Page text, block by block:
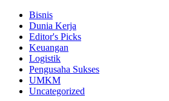
Bisnis
Dunia Kerja
Editor's Picks
Keuangan
Logistik
Pengusaha Sukses
UMKM
Uncategorized